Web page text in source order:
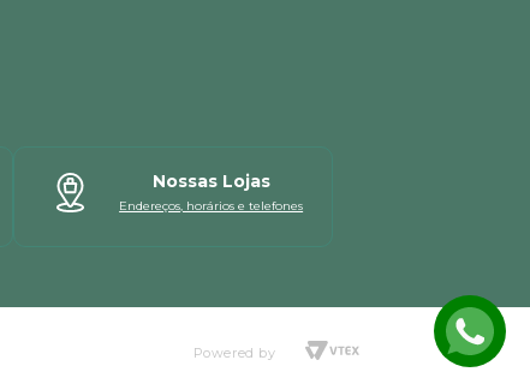
Nossas Lojas
Endereços, horários e telefones
Powered by